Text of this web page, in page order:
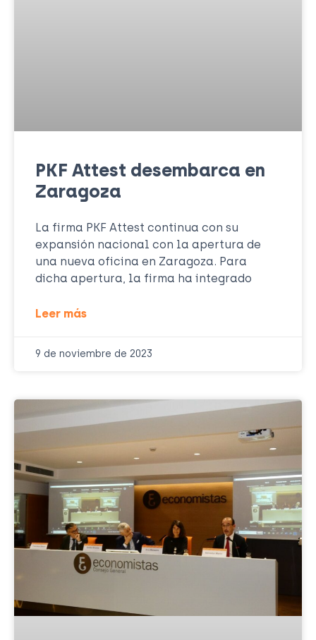
PKF Attest desembarca en
Zaragoza
La firma PKF Attest continua con su
expansión nacional con la apertura de
una nueva oficina en Zaragoza. Para
dicha apertura, la firma ha integrado
Leer más
9 de noviembre de 2023